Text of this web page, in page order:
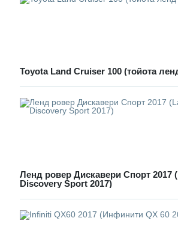
Toyota Land Cruiser 100 (тойота
Ленд ровер Дискавери Спорт 2017
Discovery Sport 2017)